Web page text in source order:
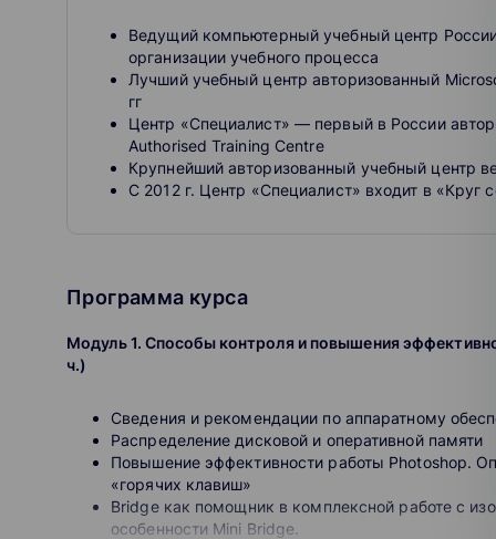
Ведущий компьютерный учебный центр
организации учебного процесса
Лучший учебный центр авторизованный
гг
Центр «Специалист» — первый в России
Authorised Training Centre
Крупнейший авторизованный учебный центр
С 2012 г. Центр «Специалист» входит в «Круг
Программа курса
Модуль 1. Способы контроля и повышения
ч.)
Сведения и рекомендации по аппаратному
Распределение дисковой и оперативной памяти
Повышение эффективности работы Photoshop.
«горячих клавиш»
Bridge как помощник в комплексной работе с
особенности Mini Bridge.